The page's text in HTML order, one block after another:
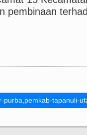
pembinaan
purba,pemkab-tapanuli-